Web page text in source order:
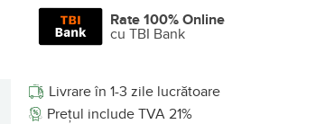
Rate 100% Online
cu TBI Bank
Livrare în 1-3 zile lucrătoare
Prețul include TVA 21%